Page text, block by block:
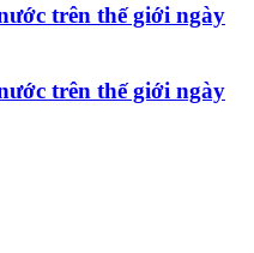
trên thế giới ngày
trên thế giới ngày